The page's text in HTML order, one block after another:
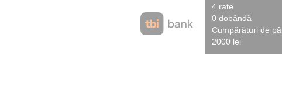
4 rate
0 dobândă
Cumpărături de
2000 lei